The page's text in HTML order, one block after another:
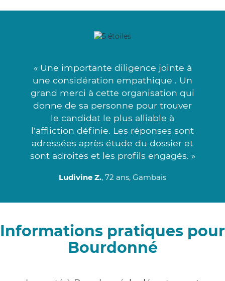
« Une importante diligence jointe à
une considération empathique . Un
grand merci à cette organisation qui
donne de sa personne pour trouver
le candidat le plus alliable à
l'affliction définie. Les réponses sont
adressées après étude du dossier et
sont adroites et les profils engagés. »
Ludivine Z., 72 ans, Gambais
Informations pratiques pour
Bourdonné